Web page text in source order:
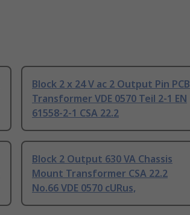
Block 2 x 24 V ac 2 Output Pin PCB
Transformer VDE 0570 Teil 2-1 EN
61558-2-1 CSA 22.2
Block 2 Output 630 VA Chassis
Mount Transformer CSA 22.2
No.66 VDE 0570 cURus,